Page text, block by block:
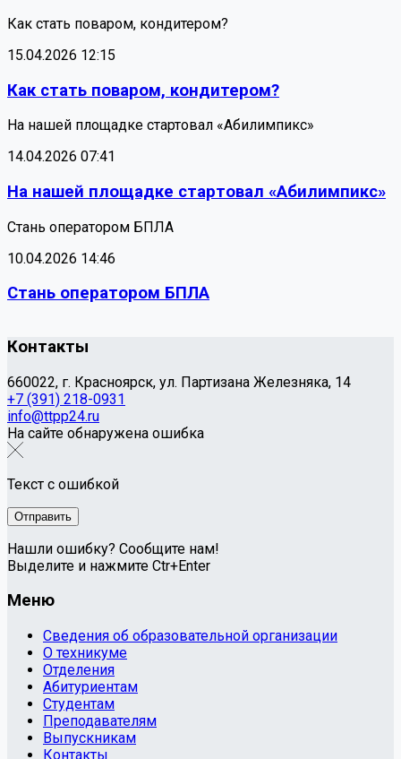
Как стать поваром, кондитером?
15.04.2026 12:15
Как стать поваром, кондитером?
На нашей площадке стартовал «Абилимпикс»
14.04.2026 07:41
На нашей площадке стартовал «Абилимпикс»
Стань оператором БПЛА
10.04.2026 14:46
Стань оператором БПЛА
Контакты
660022, г. Красноярск, ул. Партизана Железняка, 14
+7 (391) 218-0931
info@ttpp24.ru
На сайте обнаружена ошибка
Текст с ошибкой
Нашли ошибку? Сообщите нам!
Выделите и нажмите Ctr+Enter
Меню
Сведения об образовательной организации
О техникуме
Отделения
Абитуриентам
Студентам
Преподавателям
Выпускникам
Контакты